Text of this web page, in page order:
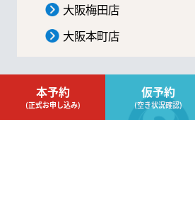
本予約
(正式お申し込み)
仮予約
(空き状況確認)
大阪梅田店
大阪本町店